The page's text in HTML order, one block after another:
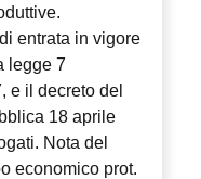
entrata in vigore
legge 7
e il decreto del
18 aprile
Nota del
economico prot.